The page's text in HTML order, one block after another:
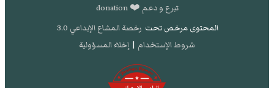
تبرع و دعم ❤️ donation
المحتوى مرخص تحت رخصة المشاع الإبداعي 3.0
شروط الإستخدام | إخلاء المسؤولية